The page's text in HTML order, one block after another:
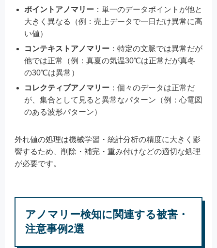
ポイントアノマリー ：単一のデータポイントが他と
大きく異なる（例：売上データで一日だけ異常に高
い値）
コンテキストアノマリー ：特定の文脈では異常だが
他では正常（例：真夏の気温30℃は正常だが真冬
の30℃は異常）
コレクティブアノマリー ：個々のデータは正常だ
が、集合として見ると異常なパターン（例：心電図
のある波形パターン）
外れ値の処理は機械学習・統計分析の精度に大きく影
響するため、削除・補完・重み付けなどの適切な処理
が必要です。
アノマリー検知に関連する被害・
注意事例2選